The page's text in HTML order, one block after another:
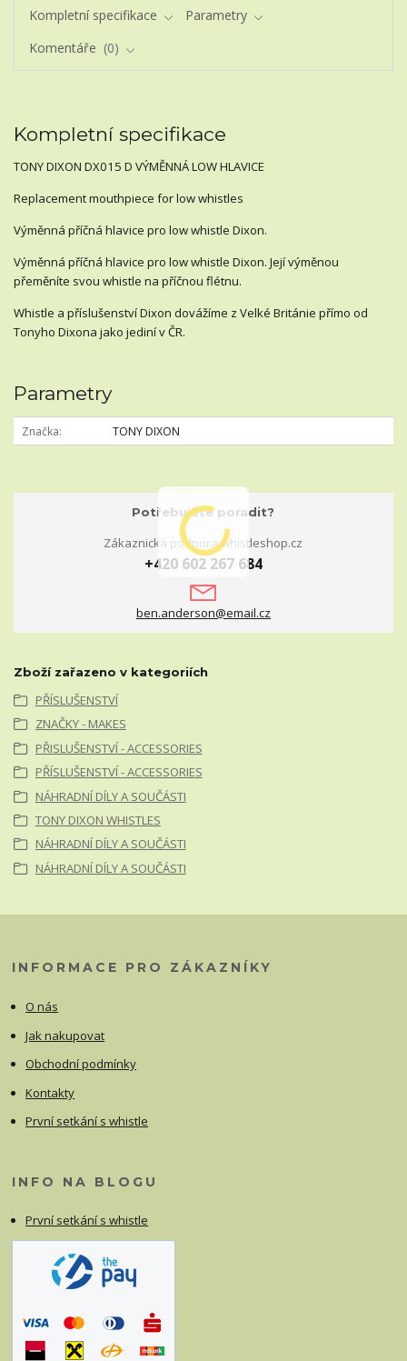
Kompletní specifikace
Parametry
Komentáře
0
Kompletní specifikace
TONY DIXON DX015 D VÝMĚNNÁ LOW HLAVICE
Replacement mouthpiece for low whistles
Výměnná příčná hlavice pro low whistle Dixon.
Výměnná příčná hlavice pro low whistle Dixon. Její výměnou
přeměníte svou whistle na příčnou flétnu.
Whistle a příslušenství Dixon dovážíme z Velké Británie přímo od
Tonyho Dixona jako jediní v ČR.
Parametry
Značka TONY DIXON
Potřebujete poradit?
Zákaznická podpora whistleshop.cz
+420 602 267 684
ben.anderson@email.cz
Zboží zařazeno v kategoriích
PŘÍSLUŠENSTVÍ
ZNAČKY - MAKES
PŘISLUŠENSTVÍ - ACCESSORIES
PŘÍSLUŠENSTVÍ - ACCESSORIES
NÁHRADNÍ DÍLY A SOUČÁSTI
TONY DIXON WHISTLES
NÁHRADNÍ DÍLY A SOUČÁSTI
NÁHRADNÍ DÍLY A SOUČÁSTI
INFORMACE PRO ZÁKAZNÍKY
O nás
Jak nakupovat
Obchodní podmínky
Kontakty
První setkání s whistle
INFO NA BLOGU
První setkání s whistle